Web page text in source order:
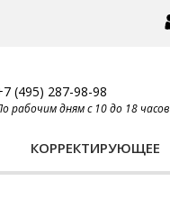
(495) 287-98-98
рабочим дням с 10 до 18 часов
КОРРЕКТИРУЮЩЕЕ